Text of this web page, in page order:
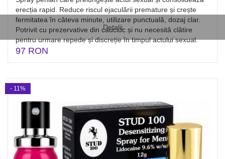
Detalii
erecția rapid. Reduce riscul ejaculării premature și crește
fermitatea în câteva minute, utilizare punctuală, dozaj clar.
Potrivit cu prezervative din cauciuc și nu necesită clătire
pentru urmare repede și discreție în timpul actului sexual.
97 RON
- 11%